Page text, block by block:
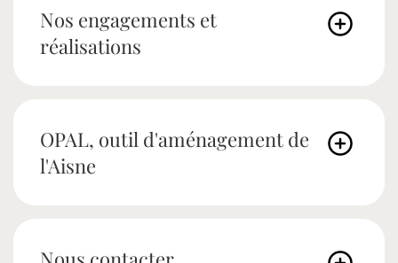
Nos engagements et
réalisations
OPAL, outil d'aménagement de
l'Aisne